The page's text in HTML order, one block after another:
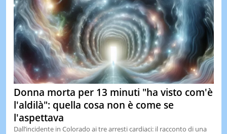
Donna morta per 13 minuti "ha visto com'è
l'aldilà": quella cosa non è come se
l'aspettava
Dall’incidente in Colorado ai tre arresti cardiaci: il racconto di una